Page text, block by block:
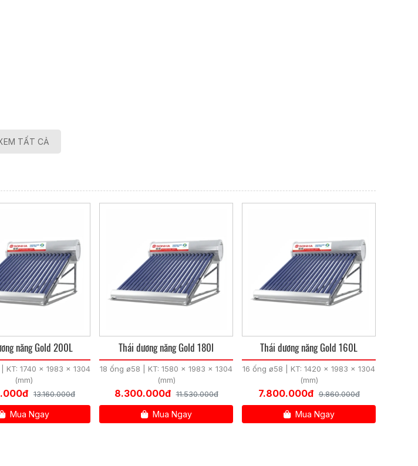
TẤT CẢ
năng Gold 200L
KT: 1740 x 1983 x 1304
(mm)
13.160.000đ
Mua Ngay
Thái dương năng Gold 180l
18 ống ø58 | KT: 1580 x 1983 x 1304
(mm)
8.300.000đ 11.530.000đ
Mua Ngay
Thái dương năng Gold 160L
16 ống ø58 | KT: 1420 x 1983 x 1304
(mm)
7.800.000đ 9.860.000đ
Mua Ngay